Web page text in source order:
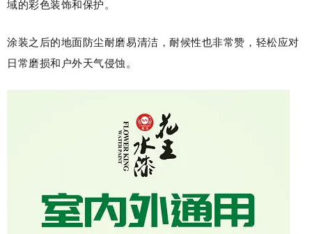
域的彩色装饰和保护。
涂装之后的地面防尘耐磨易清洁，耐候性也非常赞，轻松应对
日常磨损和户外天气侵蚀。